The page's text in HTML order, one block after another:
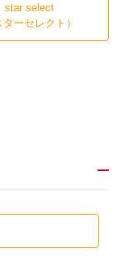
star select
ターセレクト）